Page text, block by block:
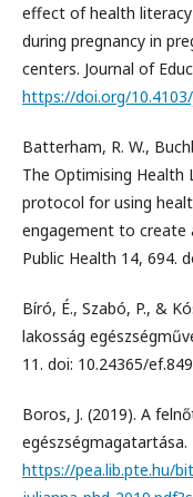
effect of health
during pregnancy in
centers. Journal of
https://doi.org/
Batterham, R. W.,
The Optimising Health
protocol for using
engagement to create
Public Health 14, 694.
Bíró, É., Szabó, P., &
lakosság
11. doi: 10.24365/
Boros, J. (2019). A
egészségmagatartása.
https://pea.lib.pte.hu/